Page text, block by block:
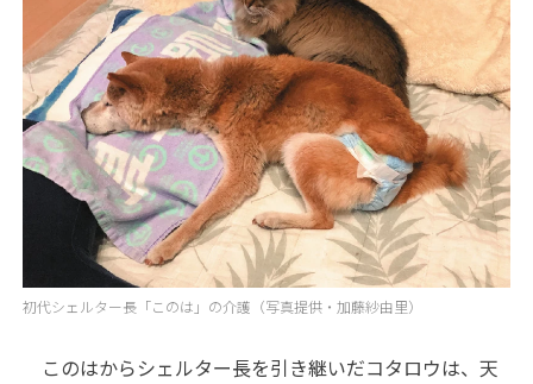
初代シェルター長「このは」の介護（写真提供・加藤紗由里）
このはからシェルター長を引き継いだコタロウは、天